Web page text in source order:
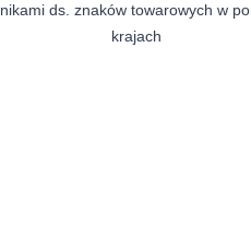
ds. znaków towarowych w
krajach